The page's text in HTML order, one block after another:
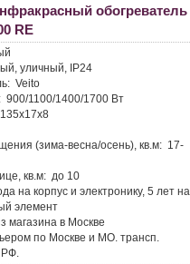
обогреватель
RE
уличный, IP24
Veito
900/1100/1400/1700 Вт
135х17х8
(зима-весна/осень), кв.м: 17-
кв.м: до 10
на корпус и электронику, 5 лет на
элемент
магазина в Москве
по Москве и МО. трансп.